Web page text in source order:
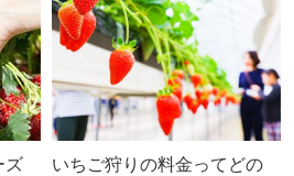
ズ
いちご狩りの料金ってどの